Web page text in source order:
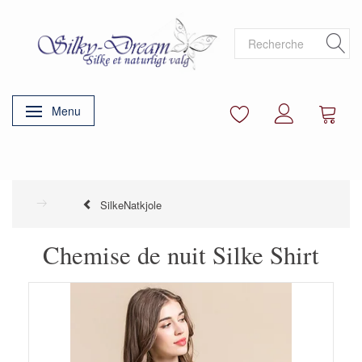
Basculer la navigation
Menu
SilkeNatkjole
Chemise de nuit Silke Shirt